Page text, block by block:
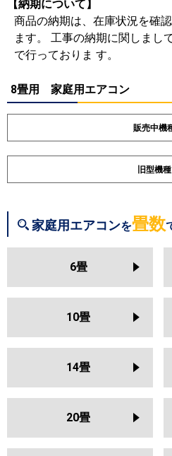
【納期について】
商品の納期は、在庫状況を確
ます。 工事の納期に関しまし
で行っておりま す。
8畳用 家庭用エアコン
販売中機
ダイキン
東芝 RAS-
U251DR
三菱電機 MSZ-
MSZ-
MSZ-
RAS-
RAS-
RAS-
旧型機種
S25ZTRXS
東芝 RAS-
N251DX
K251X
家庭用エアコンを畳数
6畳
10畳
14畳
20畳